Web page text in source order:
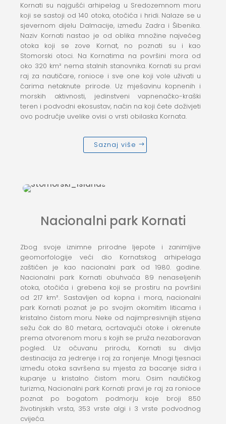
Kornati su najgušći arhipelag u Sredozemnom moru
koji se sastoji od 140 otoka, otočića i hridi. Nalaze se u
sjevernom dijelu Dalmacije, između Zadra i Šibenika.
Naziv Kornati nastao je od oblika množine najvećeg
otoka koji se zove Kornat, no poznati su i kao
Stomorski otoci. Na Kornatima na površini mora od
oko 320 km² nema stalnih stanovnika. Kornati su pravi
raj za nautičare, ronioce i sve one koji vole uživati u
čarima netaknute prirode. Uz mješavinu kopnenih i
morskih aktivnosti, jedinstveni vapnenačko-kraški
teren i podvodni ekosustav, način na koji ćete doživjeti
ovo područje uvelike ovisi o vrsti obilaska Kornata.
Saznaj više
Nacionalni park Kornati
Zbog svoje iznimne prirodne ljepote i zanimljive
geomorfologije veći dio Kornatskog arhipelaga
zaštićen je kao nacionalni park od 1980. godine.
Nacionalni park Kornati obuhvaća 89 nenaseljenih
otoka, otočića i grebena koji se prostiru na površini
od 217 km². Sastavljen od kopna i mora, nacionalni
park Kornati poznat je po svojim okomitim liticama i
kristalno čistom moru. Neke od najimpresivnijih stijena
sežu čak do 80 metara, ocrtavajući otoke i okrenute
prema otvorenom moru s kojih se pruža nezaboravan
pogled. Uz očuvanu prirodu, Kornati su divlja
destinacija za jedrenje i raj za ronjenje. Mnogi tjesnaci
između otoka savršena su mjesta za bacanje sidra i
kupanje u kristalno čistom moru. Osim nautičkog
turizma, Nacionalni park Kornati pravi je raj za ronioce
poznat po bogatom podmorju koje broji 850
životinjskih vrsta, 353 vrste algi i 3 vrste podvodnog
cvijeća.